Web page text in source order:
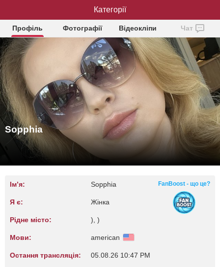
Sopphia
Профіль Фотографії Відеокліпи Чат
Sopphia
Ім’я: Sopphia
Я є: Жінка
Рідне місто: ), )
Мови: american
Остання трансляція: 05.08.26 10:47 PM
FanBoost - що це?
Категорії